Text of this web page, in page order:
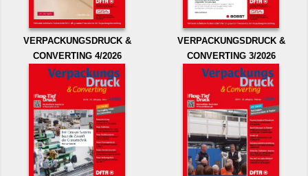
VERPACKUNGSDRUCK &
CONVERTING 4/2026
VERPACKUNGSDRUCK &
CONVERTING 3/2026